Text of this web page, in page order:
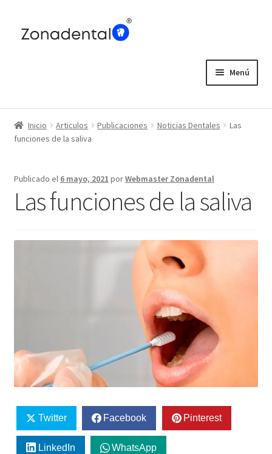
Menú
Blog
Inicio Articulos Publicaciones Noticias Dentales
Las
funciones de la saliva
Publicado el 6 mayo, 2021 porWebmaster Zonadental
Las funciones de la saliva
Twitter Facebook Pinterest
LinkedIn WhatsApp